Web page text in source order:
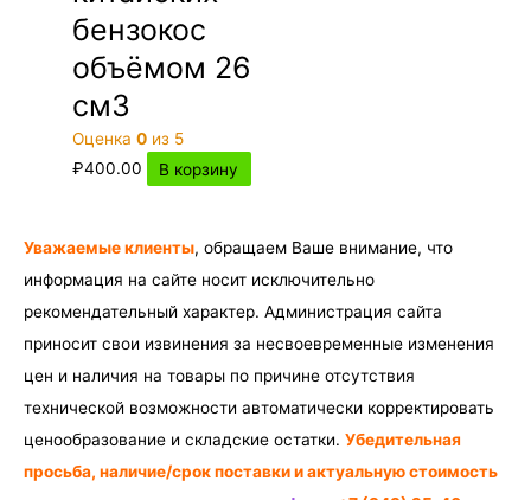
бензокос
объёмом 26
см3
Оценка0 из 5
₽400.00 В корзину
Уважаемые клиенты, обращаем Ваше внимание, что
информация на сайте носит исключительно
рекомендательный характер. Администрация сайта
приносит свои извинения за несвоевременные изменения
цен и наличия на товары по причине отсутствия
технической возможности автоматически корректировать
ценообразование и складские остатки. Убедительная
просьба, наличие/срок поставки и актуальную стоимость